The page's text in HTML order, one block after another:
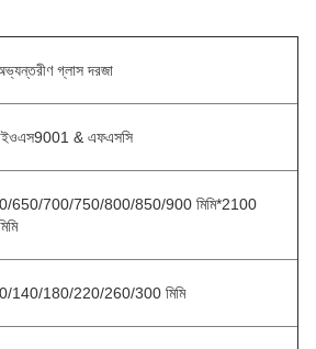
গ্লাস দরজা
& এফএসসি
650/700/750/800/850/900 মিমি*2100
140/180/220/260/300 মিমি